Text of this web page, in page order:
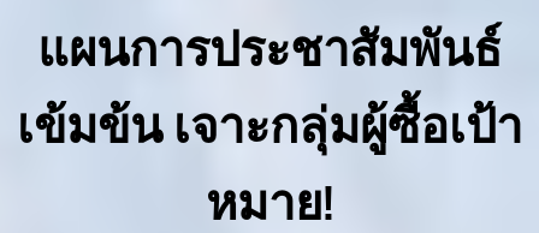
แผนการประชาสัมพันธ์
เข้มข้น เจาะกลุ่มผู้ซื้อเป้า
หมาย!